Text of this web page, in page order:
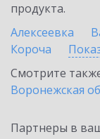
продукта.
Алексеевка
Короча
Смотрите
Воронежская
Партнеры в